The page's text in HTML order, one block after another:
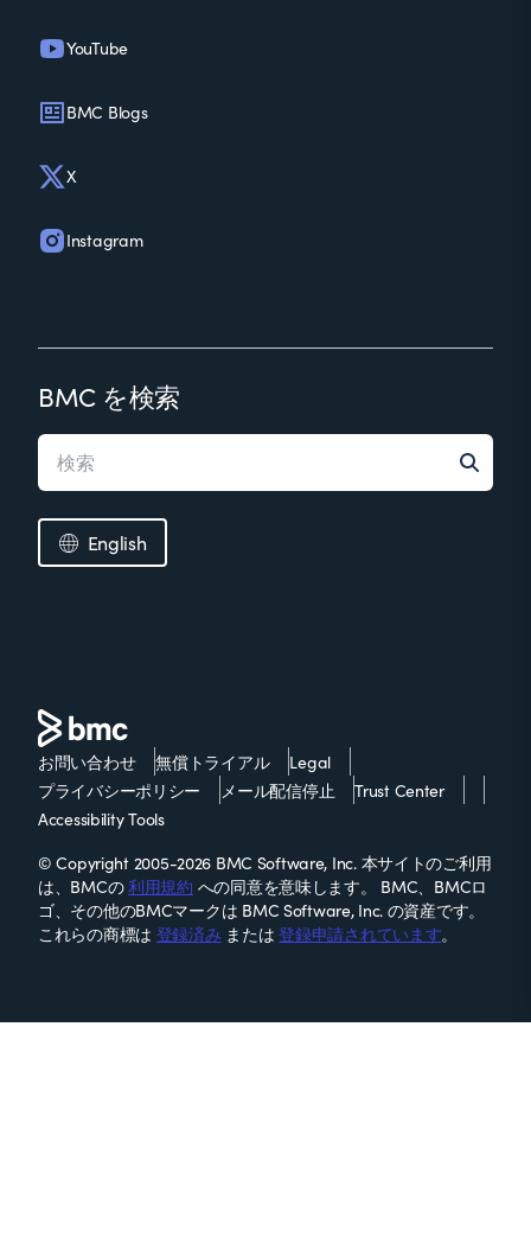
YouTube
BMC Blogs
X
Instagram
BMC を検索
English
お問い合わせ 無償トライアル
Legal
プライバシーポリシー
メール配信停止
Trust Center
Accessibility Tools
© Copyright 2005-2026 BMC Software, Inc. 本サイトのご利用
は、BMCの利用規約 への同意を意味します。 BMC、BMCロ
ゴ、その他のBMCマークは BMC Software, Inc. の資産です。
これらの商標は 登録済み または登録申請されています。